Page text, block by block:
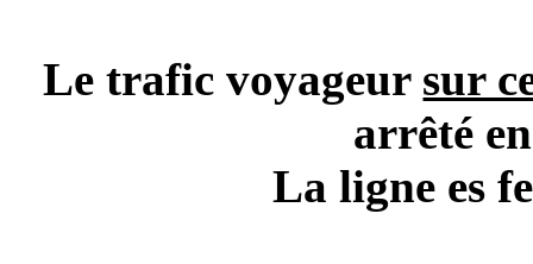
Le trafic voyageur sur
arrêté
La ligne es